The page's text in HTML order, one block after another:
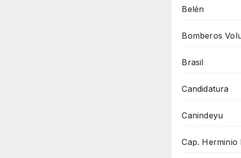
Belén
Bomberos
Brasil
Candidatura
Canindeyu
Cap. Herminio